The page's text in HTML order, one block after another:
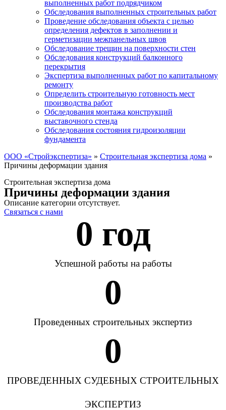
выполненных работ подрядчиком
Обследования выполненных строительных работ
Проведение обследования объекта с целью
определения дефектов в заполнении и
герметизации межпанельных швов
Обследование трещин на поверхности стен
Обследования конструкций балконного
перекрытия
Экспертиза выполненных работ по капитальному
ремонту
Определить строительную готовность мест
производства работ
Обследования монтажа конструкций
выставочного стенда
Обследования состояния гидроизоляции
фундамента
ООО «Стройэкспертиза» » Строительная экспертиза дома »
Причины деформации здания
Строительная экспертиза дома
Причины деформации здания
Описание категории отсутствует.
Связаться с нами
0 год
Успешной работы на работы
0
Проведенных строительных экспертиз
0
ПРОВЕДЕННЫХ СУДЕБНЫХ СТРОИТЕЛЬНЫХ
ЭКСПЕРТИЗ